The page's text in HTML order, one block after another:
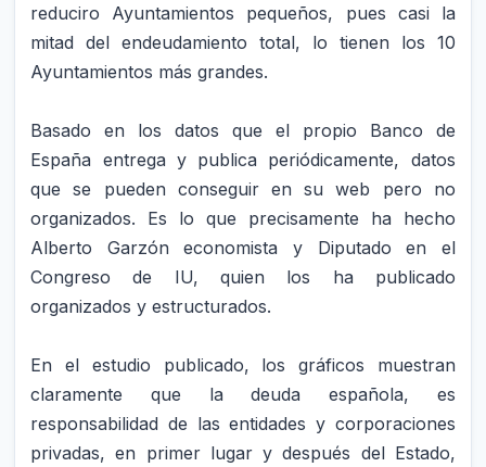
reduciro Ayuntamientos pequeños, pues casi la
mitad del endeudamiento total, lo tienen los 10
Ayuntamientos más grandes.
Basado en los datos que el propio Banco de
España entrega y publica periódicamente, datos
que se pueden conseguir en su web pero no
organizados. Es lo que precisamente ha hecho
Alberto Garzón economista y Diputado en el
Congreso de IU, quien los ha publicado
organizados y estructurados.
En el estudio publicado, los gráficos muestran
claramente que la deuda española, es
responsabilidad de las entidades y corporaciones
privadas, en primer lugar y después del Estado,